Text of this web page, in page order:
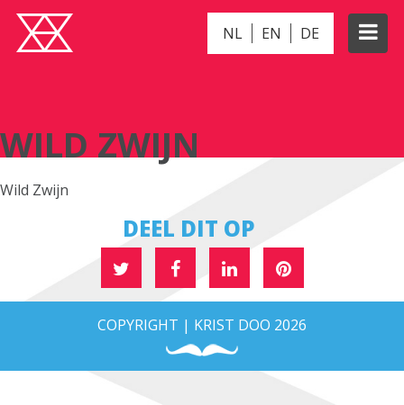
NL EN DE
WILD ZWIJN
Wild Zwijn
DEEL DIT OP
COPYRIGHT | KRIST DOO 2026